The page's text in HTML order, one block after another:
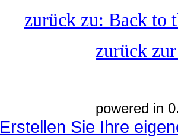
zurück zu: Back to
zurück
powered in
Erstellen Sie Ihre